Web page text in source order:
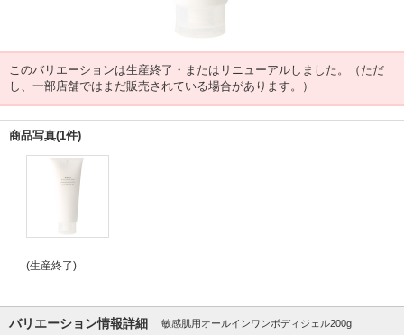
このバリエーションは生産終了・またはリニューアルしました。（ただ
し、一部店舗ではまだ販売されている場合があります。）
商品写真(1件)
(生産終了)
バリエーション情報詳細 敏感肌用オールインワンボディジェル200g